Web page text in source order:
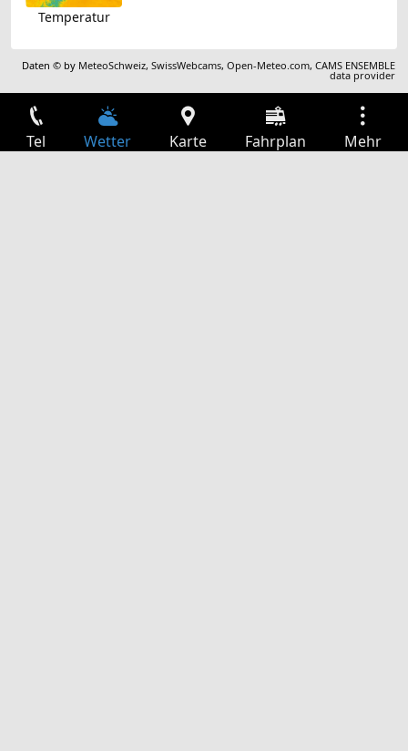
Temperatur
Daten © by MeteoSchweiz,SwissWebcams,Open-Meteo.com,CAMS ENSEMBLE
data provider
Tel Wetter Karte Fahrplan Mehr